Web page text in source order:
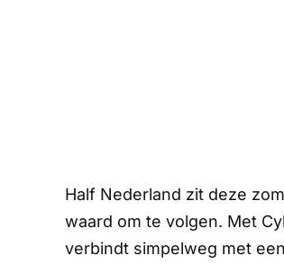
Half Nederland zit deze
waard om te volgen. Met
verbindt simpelweg met